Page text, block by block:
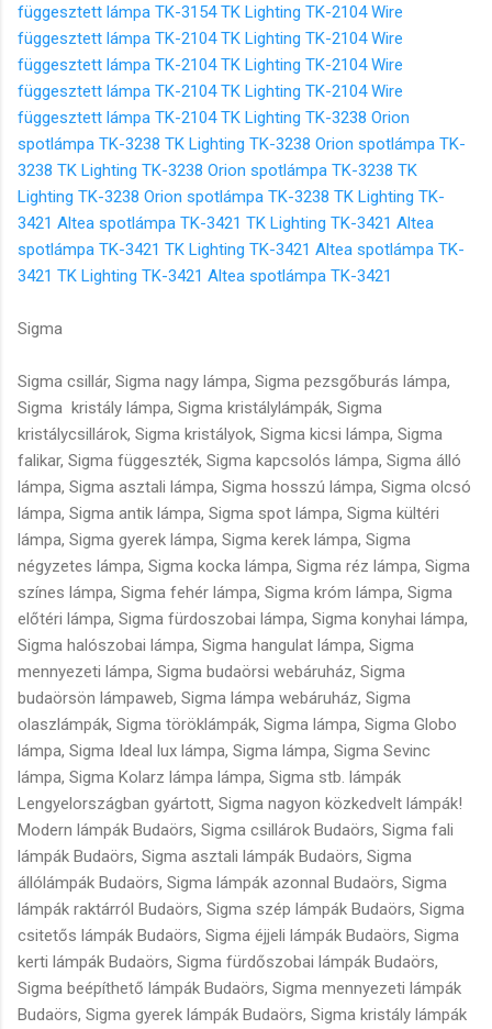
függesztett lámpa TK-3154 TK Lighting TK-2104 Wire
függesztett lámpa TK-2104 TK Lighting TK-2104 Wire
függesztett lámpa TK-2104 TK Lighting TK-2104 Wire
függesztett lámpa TK-2104 TK Lighting TK-2104 Wire
függesztett lámpa TK-2104 TK Lighting TK-3238 Orion
spotlámpa TK-3238 TK Lighting TK-3238 Orion spotlámpa TK-
3238 TK Lighting TK-3238 Orion spotlámpa TK-3238 TK
Lighting TK-3238 Orion spotlámpa TK-3238 TK Lighting TK-
3421 Altea spotlámpa TK-3421 TK Lighting TK-3421 Altea
spotlámpa TK-3421 TK Lighting TK-3421 Altea spotlámpa TK-
3421 TK Lighting TK-3421 Altea spotlámpa TK-3421
Sigma
Sigma csillár, Sigma nagy lámpa, Sigma pezsgőburás lámpa,
Sigma kristály lámpa, Sigma kristálylámpák, Sigma
kristálycsillárok, Sigma kristályok, Sigma kicsi lámpa, Sigma
falikar, Sigma függeszték, Sigma kapcsolós lámpa, Sigma álló
lámpa, Sigma asztali lámpa, Sigma hosszú lámpa, Sigma olcsó
lámpa, Sigma antik lámpa, Sigma spot lámpa, Sigma kültéri
lámpa, Sigma gyerek lámpa, Sigma kerek lámpa, Sigma
négyzetes lámpa, Sigma kocka lámpa, Sigma réz lámpa, Sigma
színes lámpa, Sigma fehér lámpa, Sigma króm lámpa, Sigma
előtéri lámpa, Sigma fürdoszobai lámpa, Sigma konyhai lámpa,
Sigma halószobai lámpa, Sigma hangulat lámpa, Sigma
mennyezeti lámpa, Sigma budaörsi webáruház, Sigma
budaörsön lámpaweb, Sigma lámpa webáruház, Sigma
olaszlámpák, Sigma töröklámpák, Sigma lámpa, Sigma Globo
lámpa, Sigma Ideal lux lámpa, Sigma lámpa, Sigma Sevinc
lámpa, Sigma Kolarz lámpa lámpa, Sigma stb. lámpák
Lengyelországban gyártott, Sigma nagyon közkedvelt lámpák!
Modern lámpák Budaörs, Sigma csillárok Budaörs, Sigma fali
lámpák Budaörs, Sigma asztali lámpák Budaörs, Sigma
állólámpák Budaörs, Sigma lámpák azonnal Budaörs, Sigma
lámpák raktárról Budaörs, Sigma szép lámpák Budaörs, Sigma
csitetős lámpák Budaörs, Sigma éjjeli lámpák Budaörs, Sigma
kerti lámpák Budaörs, Sigma fürdőszobai lámpák Budaörs,
Sigma beépíthető lámpák Budaörs, Sigma mennyezeti lámpák
Budaörs, Sigma gyerek lámpák Budaörs, Sigma kristály lámpák